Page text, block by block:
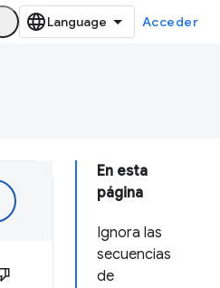
Acceder
En esta
página
Ignora las
secuencias
de